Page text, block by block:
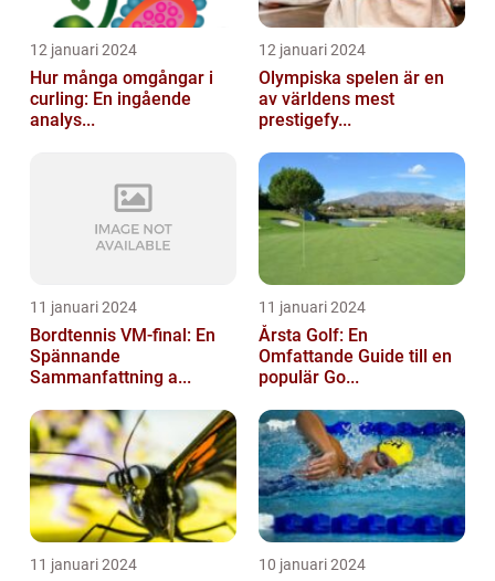
12 januari 2024
Hur många omgångar i
curling: En ingående
analys...
12 januari 2024
Olympiska spelen är en
av världens mest
prestigefy...
11 januari 2024
Bordtennis VM-final: En
Spännande
Sammanfattning a...
11 januari 2024
Årsta Golf: En
Omfattande Guide till en
populär Go...
11 januari 2024 10 januari 2024